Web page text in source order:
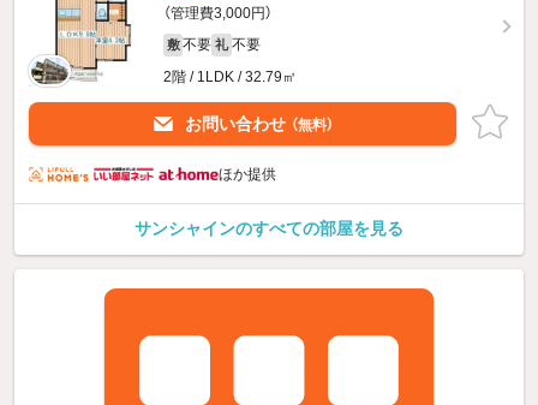
（管理費3,000円）
敷 不要 礼 不要
2階 / 1LDK / 32.79㎡
お問い合わせ （無料）
ほか提供
サンシャインのすべての部屋を見る